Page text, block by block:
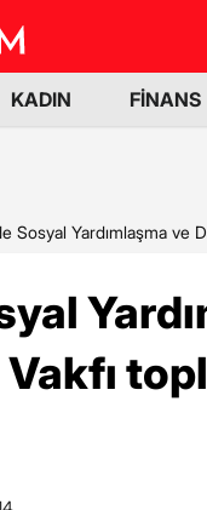
KADIN FİNANS
Sosyal Yardımlaşma ve